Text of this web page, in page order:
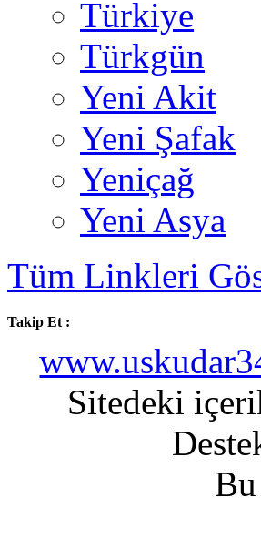
Türkiye
Türkgün
Yeni Akit
Yeni Şafak
Yeniçağ
Yeni Asya
Tüm Linkleri
Takip Et :
Sitedeki